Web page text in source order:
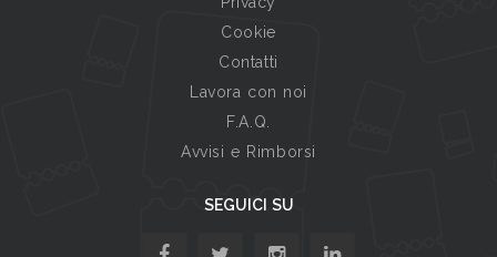
Cookie
Contatti
Lavora con noi
F.A.Q.
Avvisi e Rimborsi
SEGUICI SU